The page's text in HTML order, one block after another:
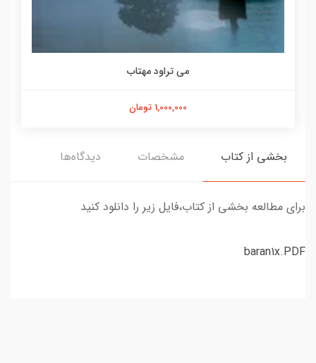
می تراود مهتاب
1,000,000 تومان
بخشی از کتاب مشخصات دیدگاه‌ها
برای مطالعه بخشی از کتاب،فایل زیر را دانلود کنید
baran1x.PDF